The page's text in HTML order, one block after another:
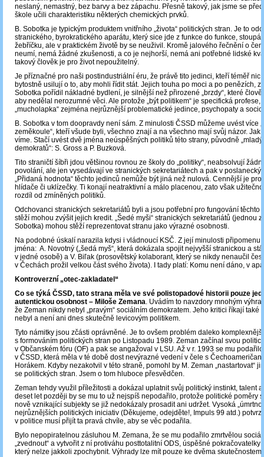
neslaný, nemastný, bez barvy a bez zápachu. Přesně takový, jak jsme se
škole učili charakteristiku některých chemických prvků.
B. Sobotka je typickým produktem vnitřního „života“ politických stran. Je to
stranického, byrokratického aparátu, který sice jde z funkce do funkce, stoupá
žebříčku, ale v praktickém životě by se neuživil. Kromě jalového řečnění o
neumí, nemá žádné zkušenosti, a co je nejhorší, nemá ani potřebné lidské
takový člověk je pro život nepoužitelný.
Je příznačné pro naši postindustriální éru, že právě tito jedinci, kteří téměř nic
bytostně usilují o to, aby mohli řídit stát. Jejich touha po moci a po penězích, z
Sobotka pořídil nákladné bydlení, je silnější než přirozené „brzdy“, které
aby nedělal nerozumné věci. Ale protože „být politikem“ je specifická profese,
„mucholapka“ zejména nejrůznější problematické jedince, psychopaty a
B. Sobotka v tom doopravdy není sám. Z minulosti ČSSD můžeme uvést více
zeměkoule“, kteří všude byli, všechno znají a na všechno mají svůj názor. Jak
víme. Stačí uvést dvě jména neúspěšných politiků této strany, původně
demokratů“: S. Gross a P. Buzková.
Tito straničtí šíbři jdou většinou rovnou ze školy do „politiky“, neabsolvují
povolání, ale jen vysedávají ve stranických sekretariátech a pak v
„Přidaná hodnota“ těchto jedinců nemůže být jiná než nulová. Cennější je
hlídače či uklízečky. Ti konají neatraktivní a málo placenou, zato však
rozdíl od zmíněných politiků.
Odchovanci stranických sekretariátů byli a jsou potřební pro fungování těchto
stěží mohou zvýšit jejich kredit. „Šedé myši“ stranických sekretariátů (jednou
Sobotka) mohou stěží reprezentovat stranu jako výrazné osobnosti.
Na podobné úskalí narazila kdysi i vládnoucí KSČ. Z její minulosti připomenu
jména: A. Novotný („šedá myš“, která dokázala spojit nejvyšší stranickou a
v jedné osobě) a V. Biľak (prosovětský kolaborant, který se nikdy nenaučil
v Čechách prožil velkou část svého života). I tady platí: Komu není dáno, v
Kontroverzní „otec-zakladatel“
Co se týká ČSSD, tato strana měla ve své polistopadové historii pouze
autentickou osobnost – Miloše Zemana. Uvádím to navzdory mnohým
že Zeman nikdy nebyl „pravým“ sociálním demokratem. Jeho kritici říkají také
nebyl a není ani dnes skutečně levicovým politikem.
Tyto námitky jsou zčásti oprávněné. Je to ovšem problém daleko
s formováním politických stran po Listopadu 1989. Zeman začínal svou
v Občanském fóru (OF) a pak se angažoval v LSU. Až v r. 1993 se mu
v ČSSD, která měla v té době dost nevýrazné vedení v čele s
Horákem. Kdyby nezakotvil v této straně, pomohl by M. Zeman „nastartovat“
se politických stran. Jsem o tom hluboce přesvědčen.
Zeman tehdy využil příležitosti a dokázal uplatnit svůj politický instinkt, talent
deset let později by se mu to už nejspíš nepodařilo, protože politické poměry
nově vznikající subjekty se již nedokázaly prosadit ani udržet. Vysoká
nejrůznějších politických iniciativ (Děkujeme, odejděte!, Impuls 99 atd.)
v politice musí přijít ta pravá chvíle, aby se věc podařila.
Bylo nepopiratelnou zásluhou M. Zemana, že se mu podařilo zmrtvělou
„zvednout“ a vytvořit z ní protiváhu posttotalitní ODS, úspěšné pokračovatelky
který nelze jakkoli zpochybnit. Výhrady lze mít pouze ke dvěma skutečnostem.